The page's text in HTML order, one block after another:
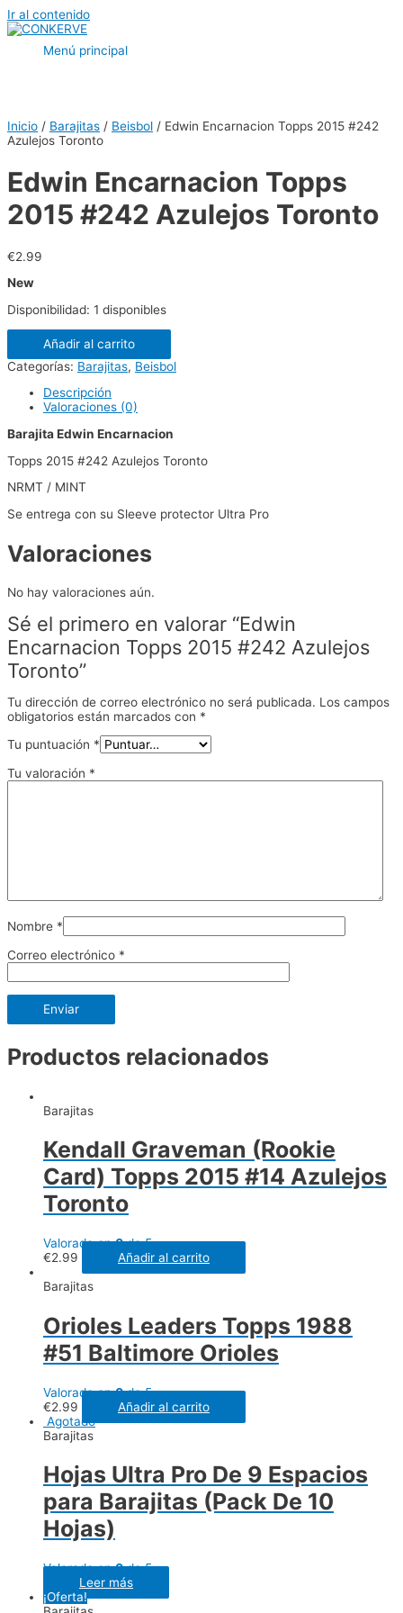
Ir al contenido
Menú principal
Inicio / Barajitas / Beisbol / Edwin Encarnacion Topps 2015 #242
Azulejos Toronto
Edwin Encarnacion Topps
2015 #242 Azulejos Toronto
€2.99
New
Disponibilidad: 1 disponibles
Añadir al carrito
Categorías: Barajitas, Beisbol
Descripción
Valoraciones (0)
Barajita Edwin Encarnacion
Topps 2015 #242 Azulejos Toronto
NRMT / MINT
Se entrega con su Sleeve protector Ultra Pro
Valoraciones
No hay valoraciones aún.
Sé el primero en valorar “Edwin
Encarnacion Topps 2015 #242 Azulejos
Toronto”
Tu dirección de correo electrónico no será publicada. Los campos
obligatorios están marcados con *
Tu puntuación *
Tu valoración *
Nombre *
Correo electrónico *
Productos relacionados
Barajitas
Kendall Graveman (Rookie
Card) Topps 2015 #14 Azulejos
Toronto
Valorado en0de 5
€2.99
Añadir al carrito
Barajitas
Orioles Leaders Topps 1988
#51 Baltimore Orioles
Valorado en0de 5
€2.99
Añadir al carrito
Agotado
Barajitas
Hojas Ultra Pro De 9 Espacios
para Barajitas (Pack De 10
Hojas)
Valorado en0de 5
Leer más
¡Oferta!